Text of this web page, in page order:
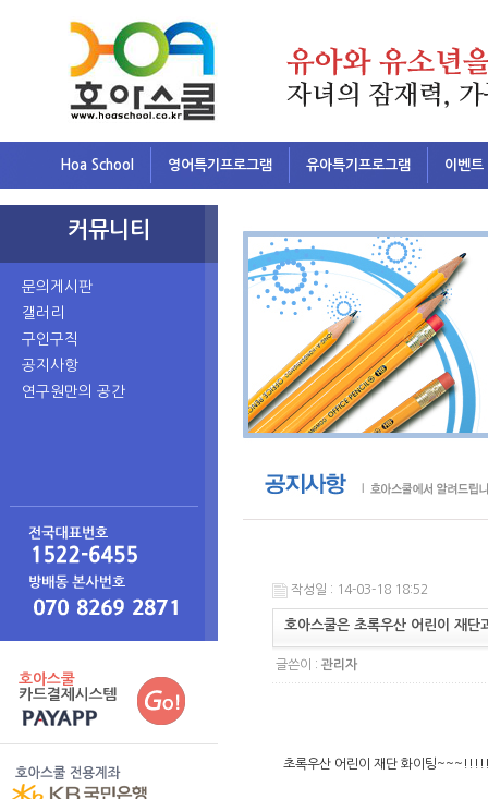
Hoa School 영어특기프로그램 유아특기프로그램 이벤트
커뮤니티
문의게시판
갤러리
구인구직
공지사항
연구원만의 공간
작성일 : 14-03-18 18:52
호아스쿨은 초록우산 어린이 재
글쓴이 : 관리자
초록우산 어린이 재단 화이팅